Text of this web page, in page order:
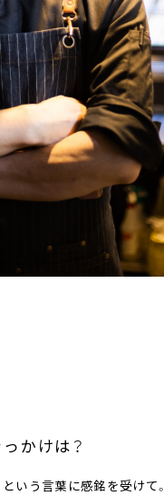
かけは？
いう言葉に感銘を受けて。